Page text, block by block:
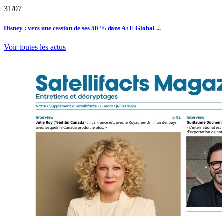
31/07
Disney : vers une cession de ses 50 % dans A+E Global ...
Voir toutes les actus